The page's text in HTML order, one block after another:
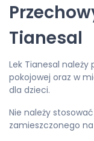
Tianesal
Lek Tianesal
pokojowej oraz w
dla dzieci.
Nie należy
zamieszczonego